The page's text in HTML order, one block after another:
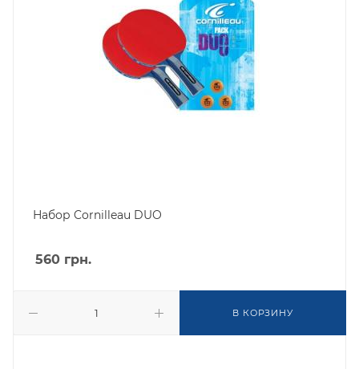
Набор Cornilleau DUO
560 грн.
В КОРЗИНУ